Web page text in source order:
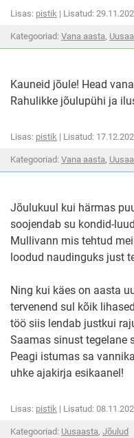
Lisas: pistik | Lisatud:
Kategooriad: Vana aasta,
Kauneid jõule! Head
Rahulikke jõulupühi ja
Lisas: pistik | Lisatud:
Kategooriad: Vana aasta,
Jõulukuul kui härmas
soojendab su kondid-
Mullivann mis tehtud
loodud naudinguks just
Ning kui käes on aasta
tervenend sul kõik
töö siis lendab justkui
Saamas sinust tegelane
Peagi istumas sa
uhke ajakirja esikaanel!
Lisas: pistik | Lisatud:
Kategooriad: Uusaastakategooria
, Jõulud